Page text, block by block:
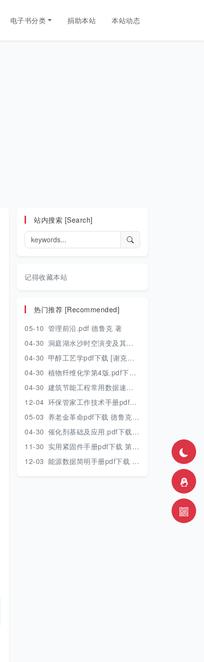
电子书分类 捐助本站 本站动态
站内搜索 [Search]
记得收藏本站
热门推荐 [Recommended]
05-10 管理前沿.pdf 德鲁克 著
04-30 洞庭湖水沙时空演变及其对水资源安全的影响研究.pdf 胡光伟 著 2017年版
04-30 甲醇工艺学pdf下载 [谢克昌 房鼎业主编] 2010年版
04-30 植物纤维化学第4版.pdf下载 [裴继诚主编] 2012年版
04-30 建筑节能工程常用数据速查手册.pdf下载 [陈慢勤著] 2010年版
12-04 环保管家工作技术手册pdf下载 2019年版
05-03 养老金革命pdf下载 德鲁克 著
04-30 催化剂基础及应用.pdf下载 [季生福 张谦温 赵彬侠编] 2011年版
11-30 实用紧固件手册pdf下载 第三版 2018年版
12-03 能源数据简明手册pdf下载 2017版